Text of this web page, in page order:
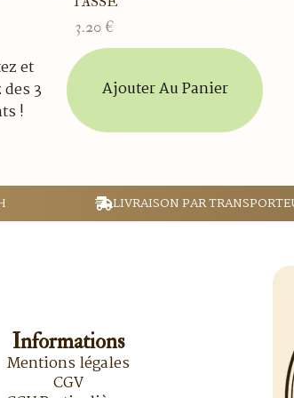
3.20 €
et
3
!
Ajouter Au Panier
LIVRAISON PAR
Informations
Mentions légales
CGV